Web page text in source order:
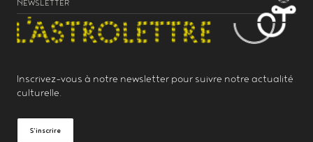
NEWSLETTER
Inscrivez-vous à notre newsletter pour suivre notre actualité
culturelle.
S'inscrire